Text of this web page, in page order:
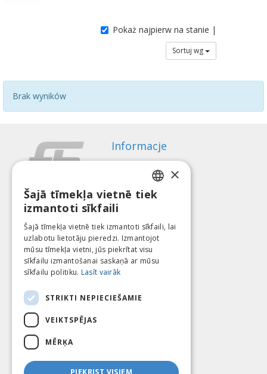
Pokaż najpierw na stanie |
Sortuj wg
Brak wyników
Informacje
Sposoby płatności
Regulamin zwrotów
O nas
Kontakt
Regulamin
Polityka Prywatności
Dołącz do nas Znajdź nas
Płać za pomocą
LATVIAN
LITHUANIAN
ESTONIAN
×
Šajā tīmekļa vietnē tiek
izmantoti sīkfaili
Šajā tīmekļa vietnē tiek izmantoti sīkfaili, lai
uzlabotu lietotāju pieredzi. Izmantojot
mūsu tīmekļa vietni, jūs piekrītat visu
sīkfailu izmantošanai saskaņā ar mūsu
sīkfailu politiku. Lasīt vairāk
STRIKTI NEPIECIEŠAMIE
VEIKTSPĒJAS
MĒRĶA
PIEKRIST VISIEM